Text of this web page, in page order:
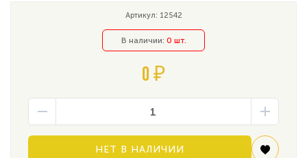
Артикул: 12542
В наличии: 0 шт.
0 ₽
НЕТ В НАЛИЧИИ